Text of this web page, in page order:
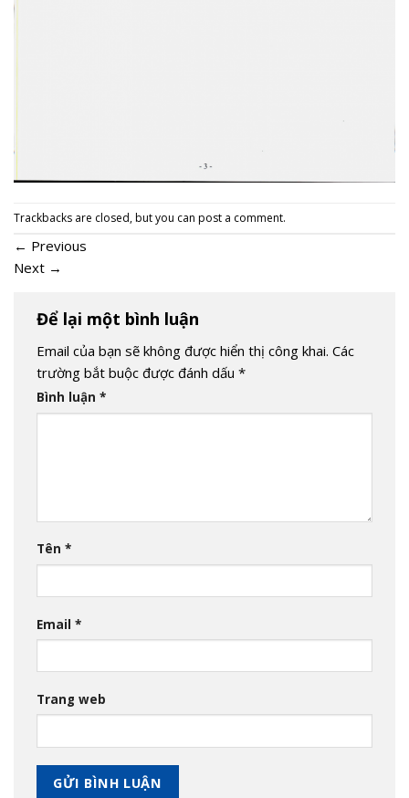
Trackbacks are closed, but you can post a comment.
← Previous
Next →
Để lại một bình luận
Email của bạn sẽ không được hiển thị công khai. Các
trường bắt buộc được đánh dấu *
Bình luận *
Tên *
Email *
Trang web